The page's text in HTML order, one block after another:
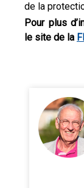
de la
Pour plus
le site de la